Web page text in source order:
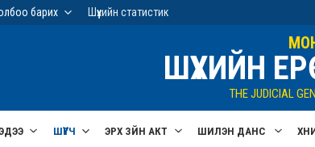
барих Шүүхийн статистик
ШҮҮХИЙН
THE JUDICIAL
ШҮҮГЧ ЭРХ ЗҮЙН АКТ ШИЛЭН ДАНС